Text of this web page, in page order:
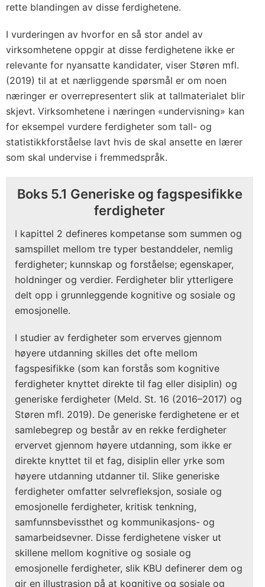
rette blandingen av disse ferdighetene.
I vurderingen av hvorfor en så stor andel av
virksomhetene oppgir at disse ferdighetene ikke er
relevante for nyansatte kandidater, viser Støren mfl.
(2019) til at et nærliggende spørsmål er om noen
næringer er overrepresentert slik at tallmaterialet blir
skjevt. Virksomhetene i næringen «undervisning» kan
for eksempel vurdere ferdigheter som tall- og
statistikkforståelse lavt hvis de skal ansette en lærer
som skal undervise i fremmedspråk.
Boks 5.1 Generiske og fagspesifikke
ferdigheter
I kapittel 2 defineres kompetanse som summen og
samspillet mellom tre typer bestanddeler, nemlig
ferdigheter; kunnskap og forståelse; egenskaper,
holdninger og verdier. Ferdigheter blir ytterligere
delt opp i grunnleggende kognitive og sosiale og
emosjonelle.
I studier av ferdigheter som erverves gjennom
høyere utdanning skilles det ofte mellom
fagspesifikke (som kan forstås som kognitive
ferdigheter knyttet direkte til fag eller disiplin) og
generiske ferdigheter (Meld. St. 16 (2016–2017) og
Støren mfl. 2019). De generiske ferdighetene er et
samlebegrep og består av en rekke ferdigheter
ervervet gjennom høyere utdanning, som ikke er
direkte knyttet til et fag, disiplin eller yrke som
høyere utdanning utdanner til. Slike generiske
ferdigheter omfatter selvrefleksjon, sosiale og
emosjonelle ferdigheter, kritisk tenkning,
samfunnsbevissthet og kommunikasjons- og
samarbeidsevner. Disse ferdighetene visker ut
skillene mellom kognitive og sosiale og
emosjonelle ferdigheter, slik KBU definerer dem og
gir en illustrasjon på at kognitive og sosiale og